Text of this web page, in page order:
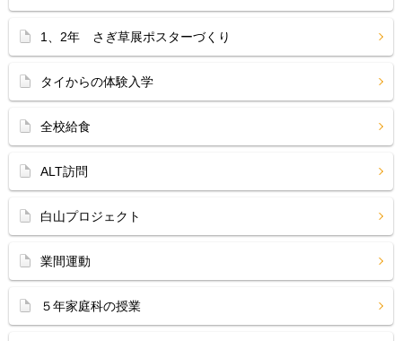
1、2年 さぎ草展ポスターづくり
タイからの体験入学
全校給食
ALT訪問
白山プロジェクト
業間運動
５年家庭科の授業